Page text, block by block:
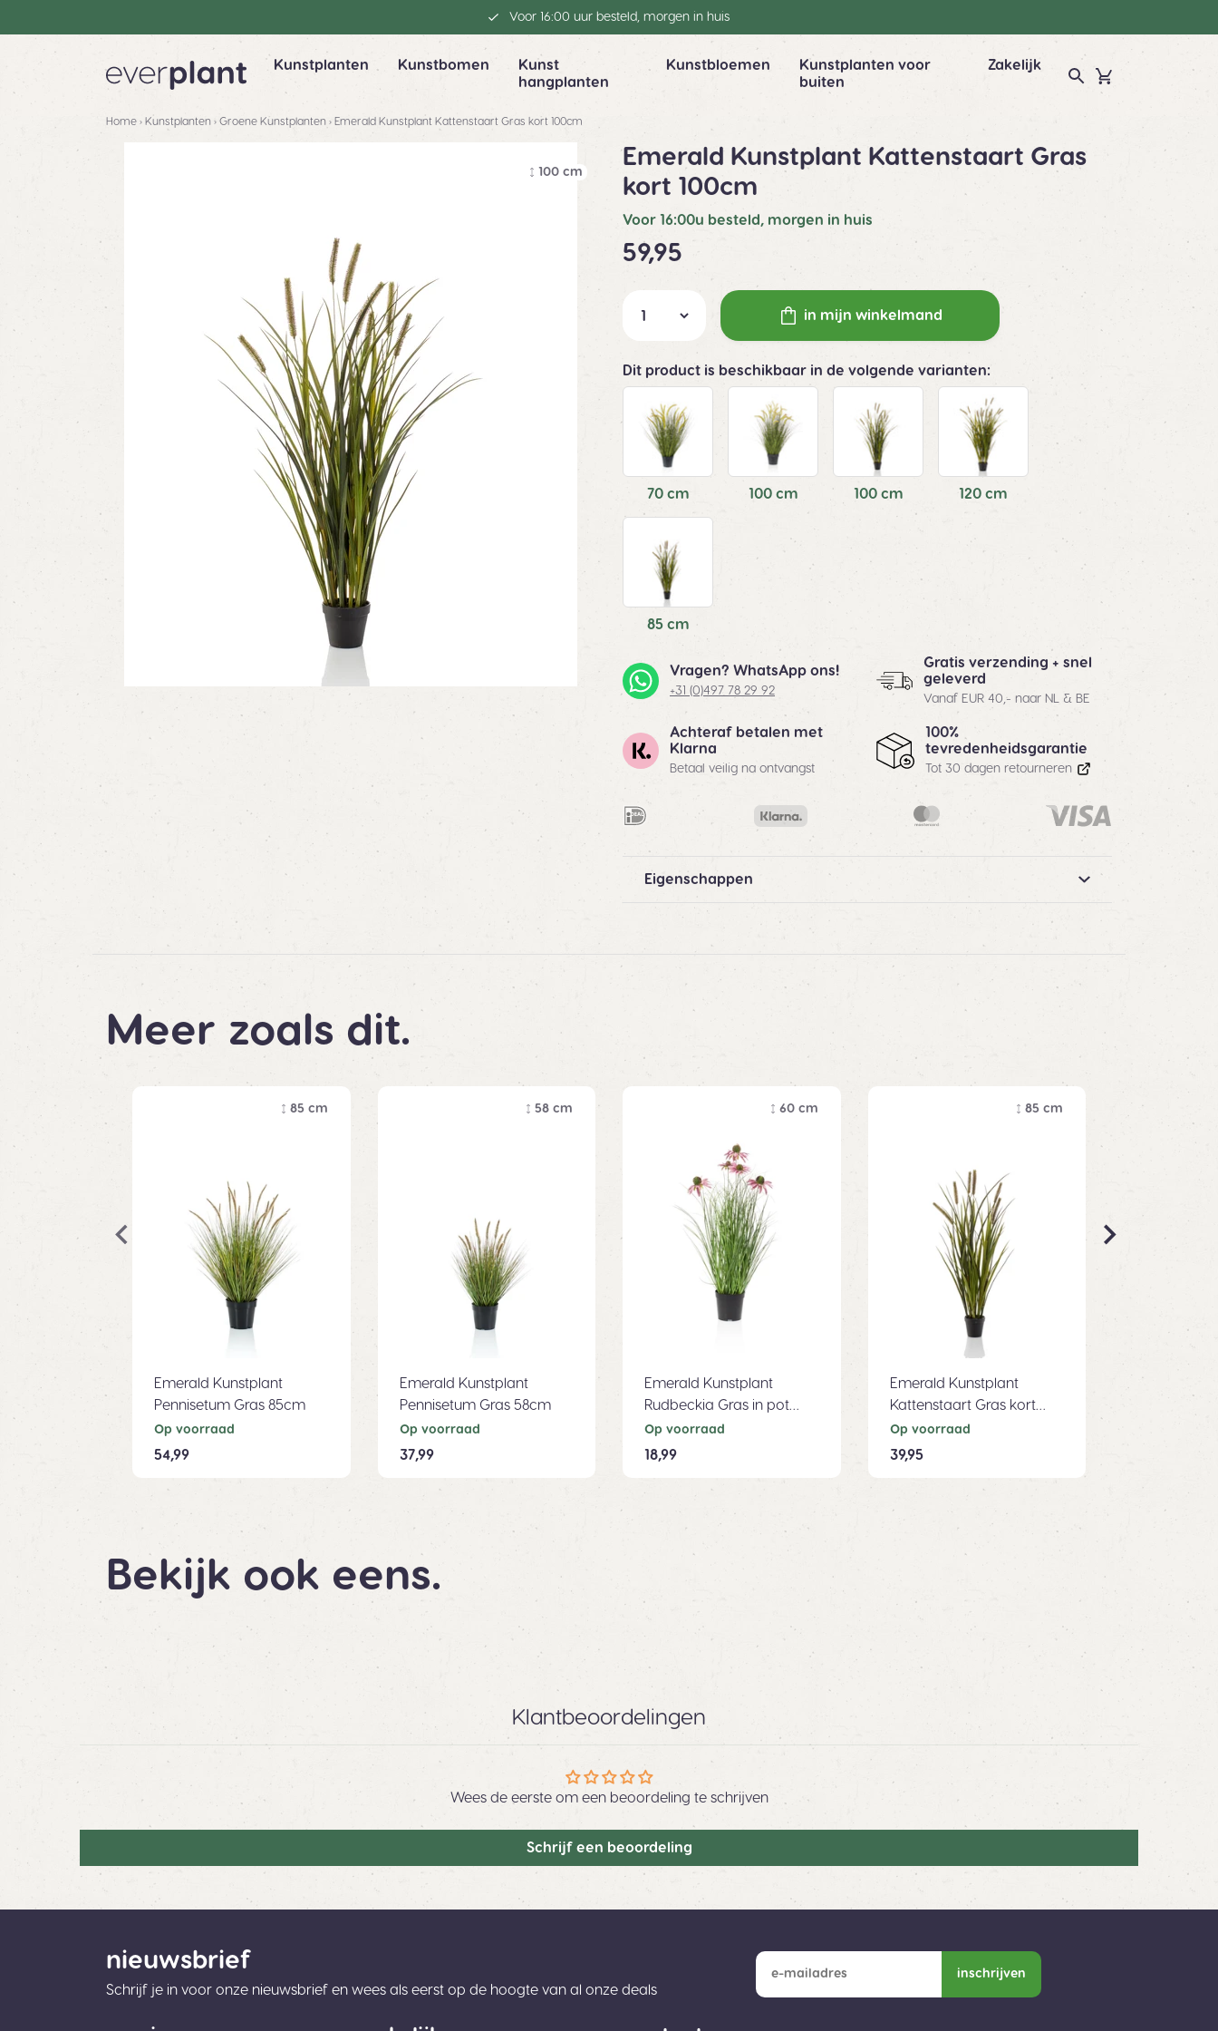
Voor 16:00 uur besteld, morgen in huis
Kunstplanten Kunstbomen
Kunst
hangplanten
Kunstbloemen
Kunstplanten voor
buiten
Zakelijk
Home › Kunstplanten › Groene Kunstplanten › Emerald Kunstplant Kattenstaart Gras kort 100cm
100 cm
Emerald Kunstplant Kattenstaart Gras
kort 100cm
Voor 16:00u besteld, morgen in huis
59,95
in mijn winkelmand
Dit product is beschikbaar in de volgende varianten:
70 cm 100 cm 100 cm 120 cm
85 cm
Vragen? WhatsApp ons!
+31 (0)497 78 29 92
Gratis verzending + snel
geleverd
Vanaf EUR 40,- naar NL & BE
Achteraf betalen met
Klarna
Betaal veilig na ontvangst
100%
tevredenheidsgarantie
Tot 30 dagen retourneren
Eigenschappen
Meer zoals dit.
85 cm
Emerald Kunstplant
Pennisetum Gras 85cm
Op voorraad
54,99
58 cm
Emerald Kunstplant
Pennisetum Gras 58cm
Op voorraad
37,99
60 cm
Emerald Kunstplant
Rudbeckia Gras in pot
paars 60cm
Op voorraad
18,99
85 cm
Emerald Kunstplant
Kattenstaart Gras kort
85cm
Op voorraad
39,95
Bekijk ook eens.
Klantbeoordelingen
Wees de eerste om een beoordeling te schrijven
Schrijf een beoordeling
nieuwsbrief
Schrijf je in voor onze nieuwsbrief en wees als eerst op de hoogte van al onze deals
inschrijven